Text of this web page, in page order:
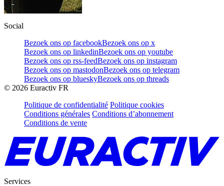
Social
Bezoek ons op facebookBezoek ons op x
Bezoek ons op linkedinBezoek ons op youtube
Bezoek ons op rss-feedBezoek ons op instagram
Bezoek ons op mastodonBezoek ons op telegram
Bezoek ons op blueskyBezoek ons op threads
© 2026 Euractiv FR
Politique de confidentialité Politique cookies
Conditions générales Conditions d’abonnement
Conditions de vente
Services